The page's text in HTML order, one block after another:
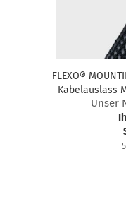
FLEXO®
Kabelauslass
Unser